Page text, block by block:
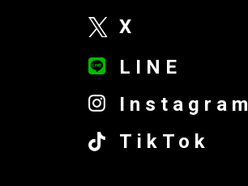
X
LINE
Instagram
TikTok